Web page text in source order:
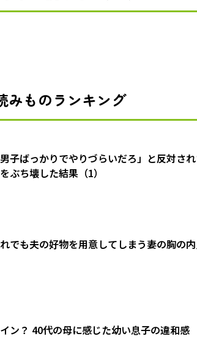
みものランキング
子ばっかりでやりづらいだろ」と反対さ
ぶち壊した結果（1）
でも夫の好物を用意してしまう妻の胸の
ン？ 40代の母に感じた幼い息子の違和感